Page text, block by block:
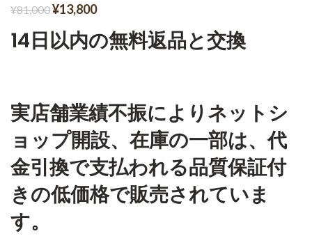
¥81,000¥13,800
14日以内の無料返品と交換
実店舗業績不振によりネットシ
ョップ開設、在庫の一部は、代
金引換で支払われる品質保証付
きの低価格で販売されていま
す。